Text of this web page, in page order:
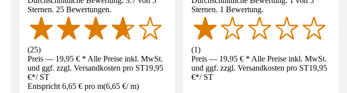
Sternen. 25 Bewertungen.
(25)
Preis — 19,95 € * Alle Preise inkl. MwSt.
und ggf. zzgl. Versandkosten pro ST19,95
€*/ ST
Entspricht 6,65 € pro m(6,65 €/ m)
Sternen. 1 Bewertung.
(1)
Preis — 19,95 € * Alle Preise inkl. MwSt.
und ggf. zzgl. Versandkosten pro ST19,95
€*/ ST